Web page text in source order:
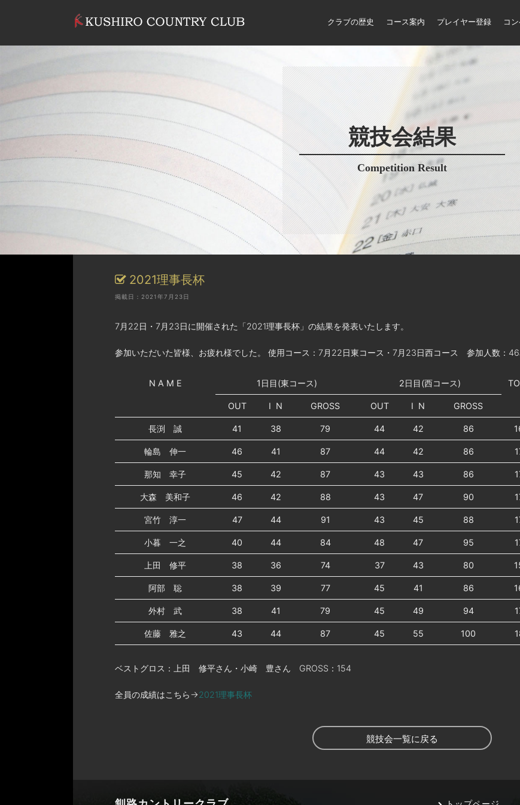
クラブの歴史 コース案内 プレイヤー登録 コ
競技会結果
Competition Result
2021理事長杯
掲載日：2021年7月23日
7月22日・7月23日に開催された「2021理事長杯」の結果を発表いたします。
参加いただいた皆様、お疲れ様でした。 使用コース：7月22日東コース・7月23日西コース 参加人数：46
N A M E 1日目(東コース) 2日目(西コース)
OUT I N GROSS OUT I N GROSS
長渕 誠 41 38 79 44 42 86
輪島 伸一 46 41 87 44 42 86
那知 幸子 45 42 87 43 43 86
大森 美和子 46 42 88 43 47 90
宮竹 淳一 47 44 91 43 45 88
小暮 一之 40 44 84 48 47 95
上田 修平 38 36 74 37 43 80
阿部 聡 38 39 77 45 41 86
外村 武 38 41 79 45 49 94
佐藤 雅之 43 44 87 45 55 100
ベストグロス：上田 修平さん・小崎 豊さん GROSS：154
全員の成績はこちら→2021理事長杯
競技会一覧に戻る